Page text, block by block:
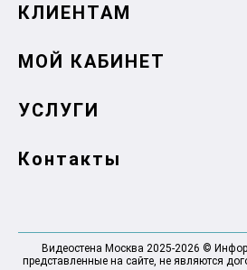
КЛИЕНТАМ
МОЙ КАБИНЕТ
УСЛУГИ
Контакты
Видеостена Москва 2025-2026 ©
представленные на сайте, не являются